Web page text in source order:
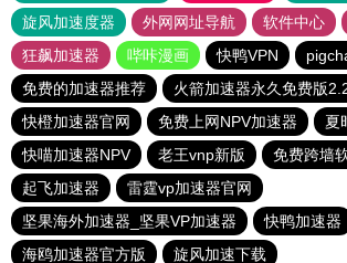
旋风加速度器
外网网址导航 软件中心
狂飙加速器
哔咔漫画 快鸭VPN
免费的加速器推荐
火箭加速器永久免费版
快橙加速器官网
免费上网NPV加速器
夏
快喵加速器NPV
老王vnp新版
免费跨墙
起飞加速器
雷霆vp加速器官网
坚果海外加速器_坚果VP加速器
快鸭加速器
海鸥加速器官方版
旋风加速下载